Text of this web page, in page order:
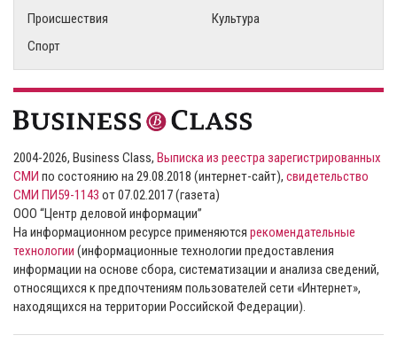
Происшествия
Культура
Спорт
2004-2026, Business Class, Выписка из реестра зарегистрированных
СМИ по состоянию на 29.08.2018 (интернет-сайт), свидетельство
СМИ ПИ59-1143 от 07.02.2017 (газета)
ООО “Центр деловой информации”
На информационном ресурсе применяются рекомендательные
технологии (информационные технологии предоставления
информации на основе сбора, систематизации и анализа сведений,
относящихся к предпочтениям пользователей сети «Интернет»,
находящихся на территории Российской Федерации).